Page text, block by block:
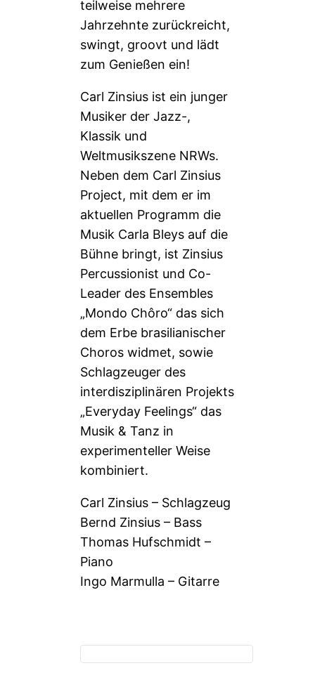
teilweise mehrere
Jahrzehnte zurückreicht,
swingt, groovt und lädt
zum Genießen ein!
Carl Zinsius ist ein junger
Musiker der Jazz-,
Klassik und
Weltmusikszene NRWs.
Neben dem Carl Zinsius
Project, mit dem er im
aktuellen Programm die
Musik Carla Bleys auf die
Bühne bringt, ist Zinsius
Percussionist und Co-
Leader des Ensembles
„Mondo Chôro“ das sich
dem Erbe brasilianischer
Choros widmet, sowie
Schlagzeuger des
interdisziplinären Projekts
„Everyday Feelings“ das
Musik & Tanz in
experimenteller Weise
kombiniert.
Carl Zinsius – Schlagzeug
Bernd Zinsius – Bass
Thomas Hufschmidt –
Piano
Ingo Marmulla – Gitarre